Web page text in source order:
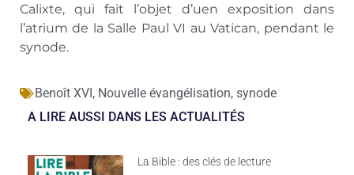
Calixte, qui fait l’objet d’uen exposition dans
l’atrium de la Salle Paul VI au Vatican, pendant le
synode.
Benoît XVI, Nouvelle évangélisation, synode
A LIRE AUSSI DANS LES ACTUALITÉS
La Bible : des clés de lecture